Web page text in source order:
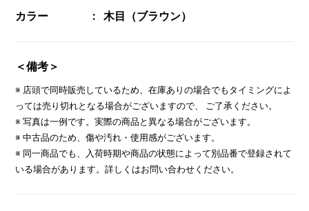
カラー 木目（ブラウン）
＜備考＞
※ 店頭で同時販売しているため、在庫ありの場合でもタイミングによ
っては売り切れとなる場合がございますので、 ご了承ください。
※ 写真は一例です。実際の商品と異なる場合がございます。
※ 中古品のため、傷や汚れ・使用感がございます。
※ 同一商品でも、入荷時期や商品の状態によって別品番で登録されて
いる場合があります。詳しくはお問い合わせください。